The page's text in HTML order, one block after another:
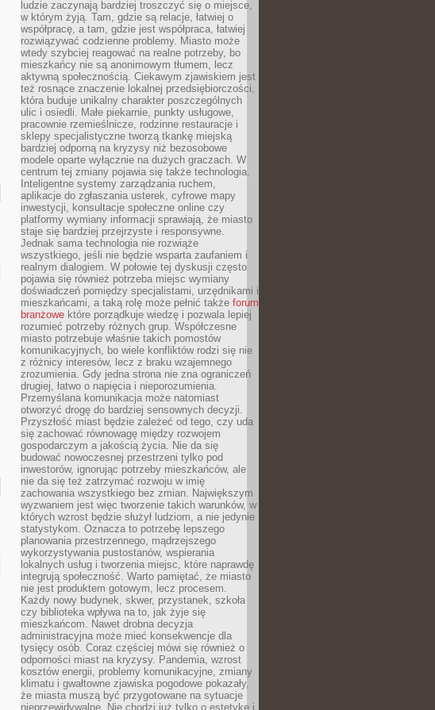
ludzie zaczynają bardziej troszczyć się o miejsce,
w którym żyją. Tam, gdzie są relacje, łatwiej o
współpracę, a tam, gdzie jest współpraca, łatwiej
rozwiązywać codzienne problemy. Miasto może
wtedy szybciej reagować na realne potrzeby, bo
mieszkańcy nie są anonimowym tłumem, lecz
aktywną społecznością. Ciekawym zjawiskiem jest
też rosnące znaczenie lokalnej przedsiębiorczości,
która buduje unikalny charakter poszczególnych
ulic i osiedli. Małe piekarnie, punkty usługowe,
pracownie rzemieślnicze, rodzinne restauracje i
sklepy specjalistyczne tworzą tkankę miejską
bardziej odporną na kryzysy niż bezosobowe
modele oparte wyłącznie na dużych graczach. W
centrum tej zmiany pojawia się także technologia.
Inteligentne systemy zarządzania ruchem,
aplikacje do zgłaszania usterek, cyfrowe mapy
inwestycji, konsultacje społeczne online czy
platformy wymiany informacji sprawiają, że miasto
staje się bardziej przejrzyste i responsywne.
Jednak sama technologia nie rozwiąże
wszystkiego, jeśli nie będzie wsparta zaufaniem i
realnym dialogiem. W połowie tej dyskusji często
pojawia się również potrzeba miejsc wymiany
doświadczeń pomiędzy specjalistami, urzędnikami i
mieszkańcami, a taką rolę może pełnić także forum
branżowe które porządkuje wiedzę i pozwala lepiej
rozumieć potrzeby różnych grup. Współczesne
miasto potrzebuje właśnie takich pomostów
komunikacyjnych, bo wiele konfliktów rodzi się nie
z różnicy interesów, lecz z braku wzajemnego
zrozumienia. Gdy jedna strona nie zna ograniczeń
drugiej, łatwo o napięcia i nieporozumienia.
Przemyślana komunikacja może natomiast
otworzyć drogę do bardziej sensownych decyzji.
Przyszłość miast będzie zależeć od tego, czy uda
się zachować równowagę między rozwojem
gospodarczym a jakością życia. Nie da się
budować nowoczesnej przestrzeni tylko pod
inwestorów, ignorując potrzeby mieszkańców, ale
nie da się też zatrzymać rozwoju w imię
zachowania wszystkiego bez zmian. Największym
wyzwaniem jest więc tworzenie takich warunków, w
których wzrost będzie służył ludziom, a nie jedynie
statystykom. Oznacza to potrzebę lepszego
planowania przestrzennego, mądrzejszego
wykorzystywania pustostanów, wspierania
lokalnych usług i tworzenia miejsc, które naprawdę
integrują społeczność. Warto pamiętać, że miasto
nie jest produktem gotowym, lecz procesem.
Każdy nowy budynek, skwer, przystanek, szkoła
czy biblioteka wpływa na to, jak żyje się
mieszkańcom. Nawet drobna decyzja
administracyjna może mieć konsekwencje dla
tysięcy osób. Coraz częściej mówi się również o
odporności miast na kryzysy. Pandemia, wzrost
kosztów energii, problemy komunikacyjne, zmiany
klimatu i gwałtowne zjawiska pogodowe pokazały,
że miasta muszą być przygotowane na sytuacje
nieprzewidywalne. Nie chodzi już tylko o estetykę i